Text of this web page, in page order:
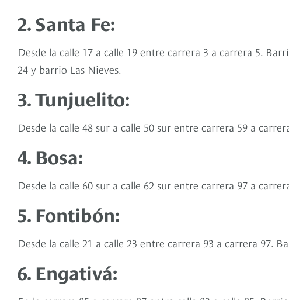
2. Santa Fe:
Desde la calle 17 a calle 19 entre carrera 3 a carrera 5.
24 y barrio Las Nieves.
3. Tunjuelito:
Desde la calle 48 sur a calle 50 sur entre carrera 59 a
4. Bosa:
Desde la calle 60 sur a calle 62 sur entre carrera 97 a
5. Fontibón:
Desde la calle 21 a calle 23 entre carrera 93 a carrera 97.
6. Engativá: